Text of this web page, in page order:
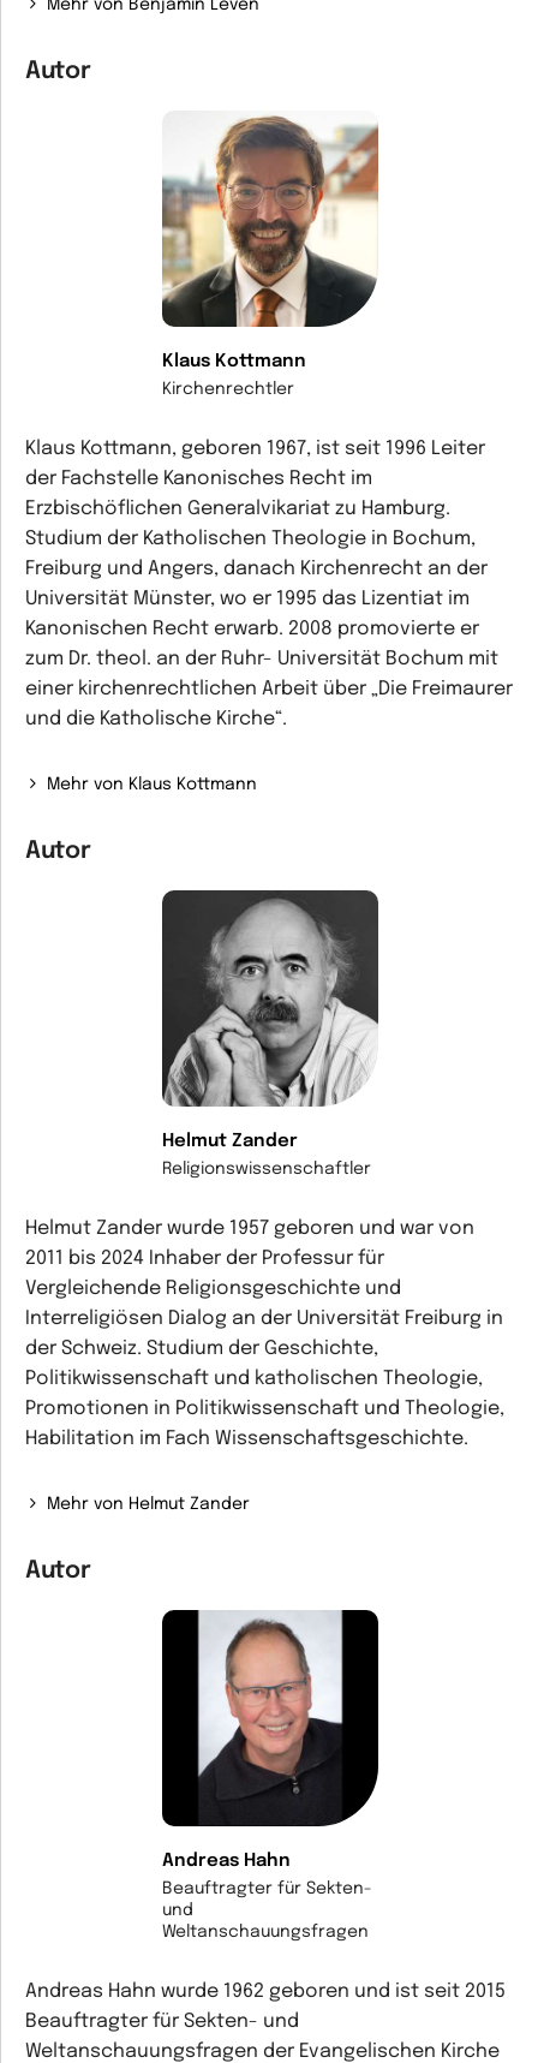
Mehr von Benjamin Leven
Autor
Klaus Kottmann
Kirchenrechtler
Klaus Kottmann, geboren 1967, ist seit 1996 Leiter
der Fachstelle Kanonisches Recht im
Erzbischöflichen Generalvikariat zu Hamburg.
Studium der Katholischen Theologie in Bochum,
Freiburg und Angers, danach Kirchenrecht an der
Universität Münster, wo er 1995 das Lizentiat im
Kanonischen Recht erwarb. 2008 promovierte er
zum Dr. theol. an der Ruhr- Universität Bochum mit
einer kirchenrechtlichen Arbeit über „Die Freimaurer
und die Katholische Kirche“.
Mehr von Klaus Kottmann
Autor
Helmut Zander
Religionswissenschaftler
Helmut Zander wurde 1957 geboren und war von
2011 bis 2024 Inhaber der Professur für
Vergleichende Religionsgeschichte und
Interreligiösen Dialog an der Universität Freiburg in
der Schweiz. Studium der Geschichte,
Politikwissenschaft und katholischen Theologie,
Promotionen in Politikwissenschaft und Theologie,
Habilitation im Fach Wissenschaftsgeschichte.
Mehr von Helmut Zander
Autor
Andreas Hahn
Beauftragter für Sekten-
und
Weltanschauungsfragen
Andreas Hahn wurde 1962 geboren und ist seit 2015
Beauftragter für Sekten- und
Weltanschauungsfragen der Evangelischen Kirche